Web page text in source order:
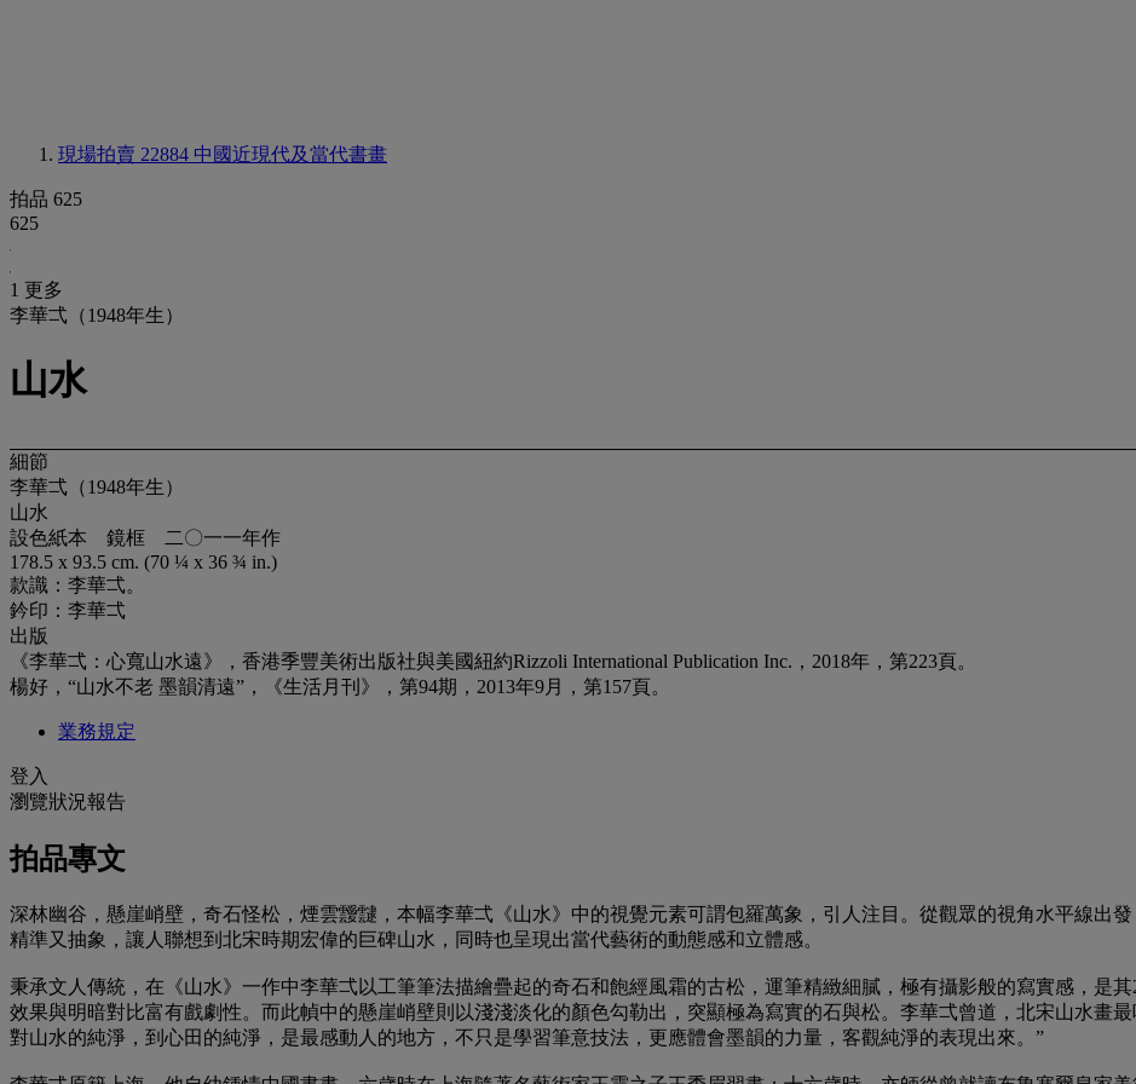
現場拍賣 22884 中國近現代及當代書畫
拍品 625
625
1 更多
李華弌（1948年生）
山水
細節
李華弌（1948年生）
山水
設色紙本 鏡框 二〇一一年作
178.5 x 93.5 cm. (70 ¼ x 36 ¾ in.)
款識：李華弌。
鈐印：李華弌
出版
《李華弌：心寬山水遠》，香港季豐美術出版社與美國紐約Rizzoli International Publication Inc.，2018年，第223頁。
楊好，“山水不老 墨韻清遠”，《生活月刊》，第94期，2013年9月，第157頁。
業務規定
登入
瀏覽狀況報告
拍品專文
深林幽谷，懸崖峭壁，奇石怪松，煙雲靉靆，本幅李華弌《山水》中的視覺元素可謂包羅萬象，引人注目。從觀眾的視角水平線出
精準又抽象，讓人聯想到北宋時期宏偉的巨碑山水，同時也呈現出當代藝術的動態感和立體感。
秉承文人傳統，在《山水》一作中李華弌以工筆筆法描繪疊起的奇石和飽經風霜的古松，運筆精緻細膩，極有攝影般的寫實感，是
效果與明暗對比富有戲劇性。而此幀中的懸崖峭壁則以淺淺淡化的顏色勾勒出，突顯極為寫實的石與松。李華弌曾道，北宋山水畫
對山水的純淨，到心田的純淨，是最感動人的地方，不只是學習筆意技法，更應體會墨韻的力量，客觀純淨的表現出來。”